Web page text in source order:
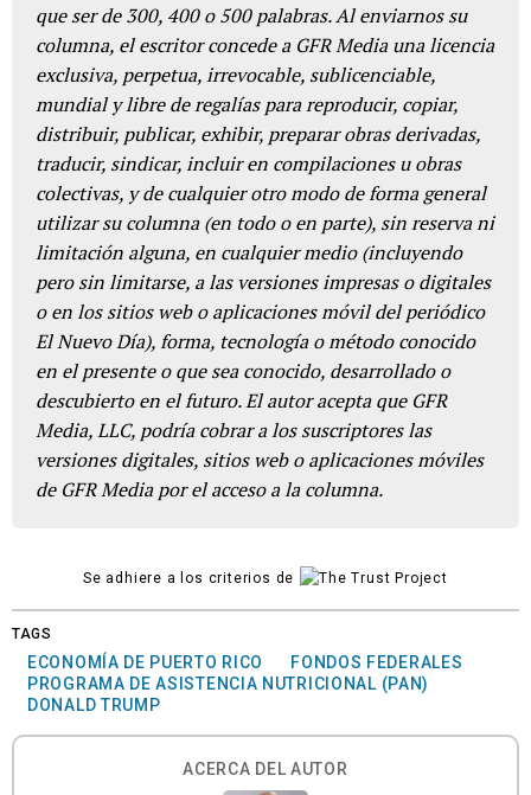
que ser de 300, 400 o 500 palabras. Al enviarnos su
columna, el escritor concede a GFR Media una licencia
exclusiva, perpetua, irrevocable, sublicenciable,
mundial y libre de regalías para reproducir, copiar,
distribuir, publicar, exhibir, preparar obras derivadas,
traducir, sindicar, incluir en compilaciones u obras
colectivas, y de cualquier otro modo de forma general
utilizar su columna (en todo o en parte), sin reserva ni
limitación alguna, en cualquier medio (incluyendo
pero sin limitarse, a las versiones impresas o digitales
o en los sitios web o aplicaciones móvil del periódico
El Nuevo Día), forma, tecnología o método conocido
en el presente o que sea conocido, desarrollado o
descubierto en el futuro. El autor acepta que GFR
Media, LLC, podría cobrar a los suscriptores las
versiones digitales, sitios web o aplicaciones móviles
de GFR Media por el acceso a la columna.
Se adhiere a los criterios de
TAGS
ECONOMÍA DE PUERTO RICO
FONDOS FEDERALES
PROGRAMA DE ASISTENCIA NUTRICIONAL (PAN)
DONALD TRUMP
ACERCA DEL AUTOR